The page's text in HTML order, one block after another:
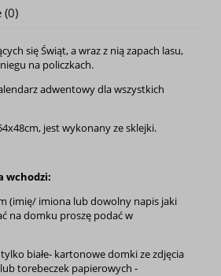
(0)
się Świąt, a wraz z nią zapach lasu,
na policzkach.
adwentowy dla wszystkich
jest wykonany ze sklejki.
wchodzi:
(imię/ imiona lub dowolny napis jaki
na domku proszę podać w
białe- kartonowe domki ze zdjęcia
torebeczek papierowych -